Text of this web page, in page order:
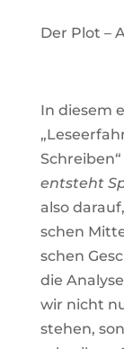
Der Plot –
In diesem
ent­steht
also
schen
schen
die
wir nicht
stehen,